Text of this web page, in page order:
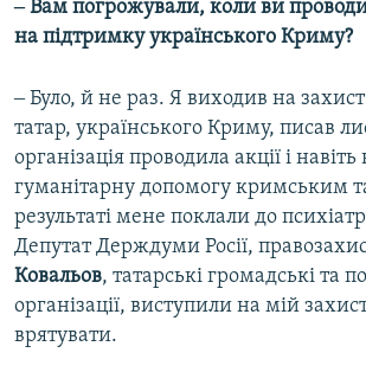
‒ Вам погрожували, коли ви
на підтримку українського Криму?
‒ Було, й не раз. Я виходив на
татар, українського Криму, писав
організація проводила акції і
гуманітарну допомогу кримським
результаті мене поклали до
Депутат Держдуми Росії,
Ковальов, татарські громадські та
організації, виступили на мій
врятувати.